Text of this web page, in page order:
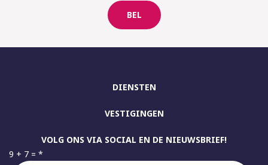
BEL
VOLG ONS VIA SOCIAL EN DE NIEUWSBRIEF!
9 + 7 = *
DIENSTEN
VESTIGINGEN